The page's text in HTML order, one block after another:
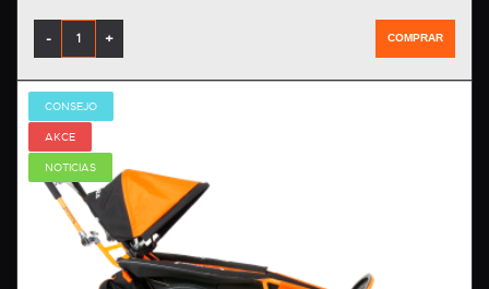
- + COMPRAR
CONSEJO
AKCE
NOTICIAS